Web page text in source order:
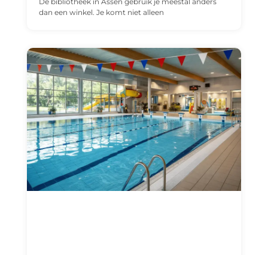
dan een winkel. Je komt niet alleen